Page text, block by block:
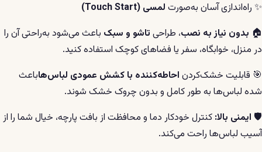
✨ راه‌اندازی آسان به‌صورت لمسی (Touch Start)
🏠 بدون نیاز به نصب، طراحی تاشو و سبک باعث می‌شود به‌راحتی آن را
در منزل، خوابگاه، سفر یا فضاهای کوچک استفاده کنید.
🎯 قابلیت خشک‌کردن احاطه‌کننده با کشش عمودی لباس‌هاباعث
شده لباس‌ها به طور کامل و بدون چروک خشک شوند.
🛡️ ایمنی بالا: کنترل خودکار دما و محافظت از بافت پارچه، خیال شما را از
آسیب لباس‌ها راحت می‌کند.